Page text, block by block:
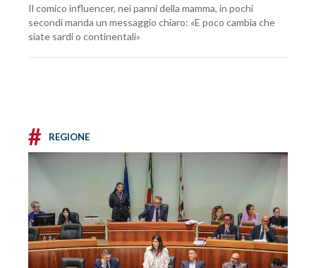
Il comico influencer, nei panni della mamma, in pochi
secondi manda un messaggio chiaro: «E poco cambia che
siate sardi o continentali»
# REGIONE